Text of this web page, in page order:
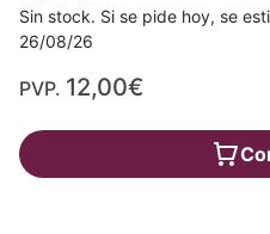
Sin stock. Si se pide hoy, se
26/08/26
PVP. 12,00€